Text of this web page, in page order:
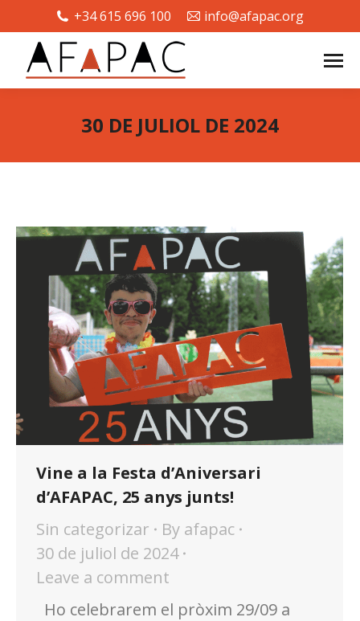
+34 615 696 100 info@afapac.org
30 DE JULIOL DE 2024
Vine a la Festa d’Aniversari
d’AFAPAC, 25 anys junts!
Sin categorizar
By afapac
30 de juliol de 2024
Leave a comment
Ho celebrarem el pròxim 29/09 a